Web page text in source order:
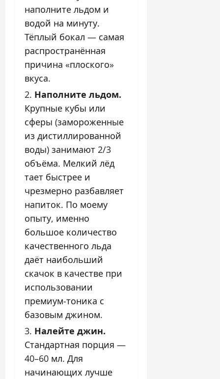
наполните льдом и
водой на минуту.
Тёплый бокал — самая
распространённая
причина «плоского»
вкуса.
Наполните льдом.
Крупные кубы или
сферы (замороженные
из дистиллированной
воды) занимают 2/3
объёма. Мелкий лёд
тает быстрее и
чрезмерно разбавляет
напиток. По моему
опыту, именно
большое количество
качественного льда
даёт наибольший
скачок в качестве при
использовании
премиум-тоника с
базовым джином.
Налейте джин.
Стандартная порция —
40–60 мл. Для
начинающих лучше